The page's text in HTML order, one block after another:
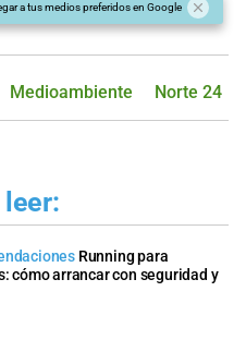
a tus medios preferidos en Google
Medioambiente Norte 24
leer:
Running para
cómo arrancar con seguridad y